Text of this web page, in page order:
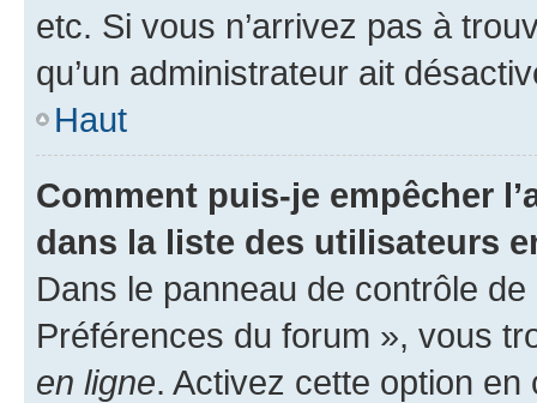
etc. Si vous n’arrivez pas à
qu’un administrateur ait
Haut
Comment puis-je empêcher
dans la liste des utilisateurs
Dans le panneau de contrôle
Préférences du forum », vous
en ligne. Activez cette option